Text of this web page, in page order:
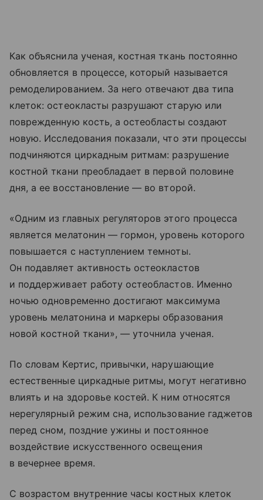
Как объяснила ученая, костная ткань постоянно
обновляется в процессе, который называется
ремоделированием. За него отвечают два типа
клеток: остеокласты разрушают старую или
поврежденную кость, а остеобласты создают
новую. Исследования показали, что эти процессы
подчиняются циркадным ритмам: разрушение
костной ткани преобладает в первой половине
дня, а ее восстановление — во второй.
«Одним из главных регуляторов этого процесса
является мелатонин — гормон, уровень которого
повышается с наступлением темноты.
Он подавляет активность остеокластов
и поддерживает работу остеобластов. Именно
ночью одновременно достигают максимума
уровень мелатонина и маркеры образования
новой костной ткани», — уточнила ученая.
По словам Кертис, привычки, нарушающие
естественные циркадные ритмы, могут негативно
влиять и на здоровье костей. К ним относятся
нерегулярный режим сна, использование гаджетов
перед сном, поздние ужины и постоянное
воздействие искусственного освещения
в вечернее время.
С возрастом внутренние часы костных клеток